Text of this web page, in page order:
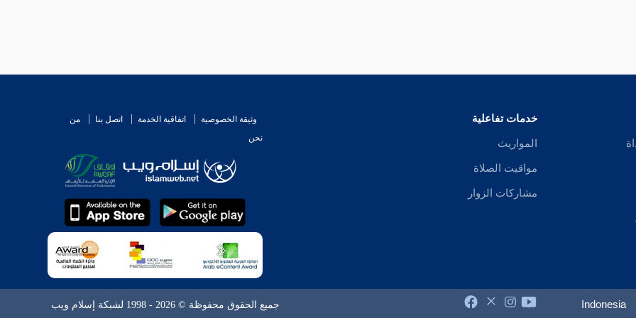
خدمات تفاعلية
المواريث
مواقيت الصلاة
مشاركات الزوار
وثيقة الخصوصية اتفاقية الخدمة اتصل بنا
من
نحن
Indonesia جميع الحقوق محفوظة © 2026 - 1998 لشبكة إسلام ويب